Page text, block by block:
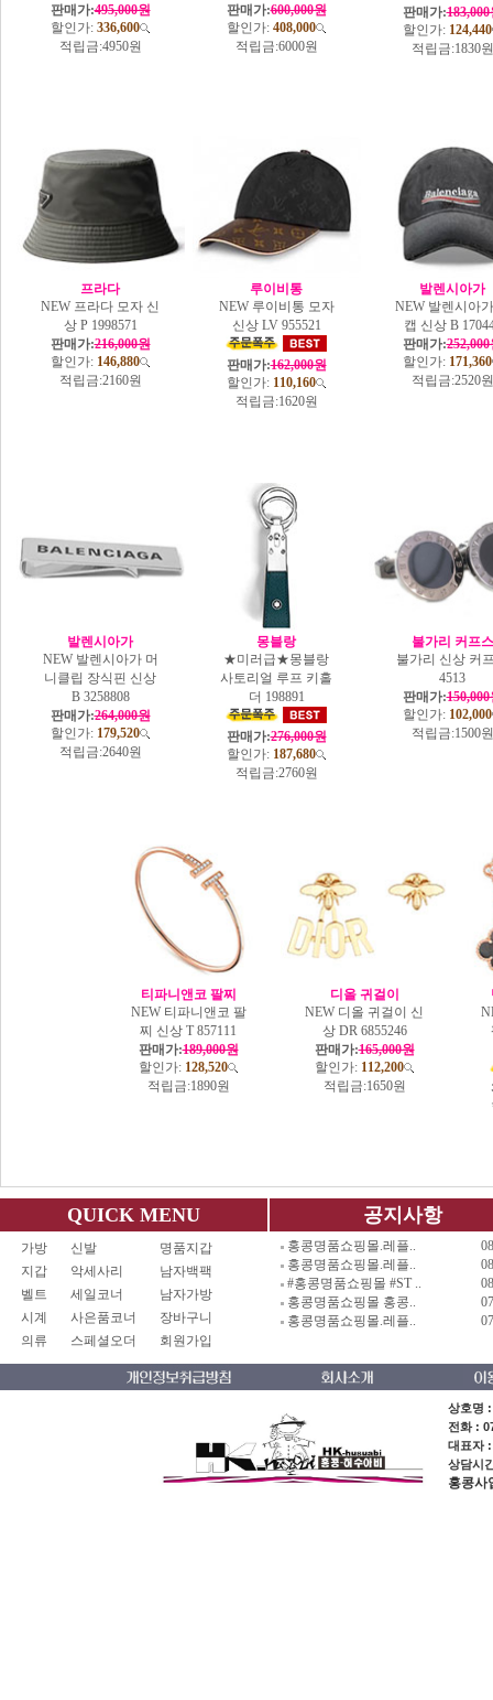
판매가:495,000원
할인가: 336,600
적립금:4950원
판매가:600,000원
할인가: 408,000
적립금:6000원
판매가:183,000
할인가: 124,440
적립금:1830원
프라다
NEW 프라다 모자 신
상 P 1998571
판매가:216,000원
할인가: 146,880
적립금:2160원
루이비통
NEW 루이비통 모자
신상 LV 955521
판매가:162,000원
할인가: 110,160
적립금:1620원
발렌시아가
NEW 발렌시아
캡 신상 B
판매가:252,000
할인가: 171,360
적립금:2520원
발렌시아가
NEW 발렌시아가 머
니클립 장식핀 신상
B 3258808
판매가:264,000원
할인가: 179,520
적립금:2640원
몽블랑
★미러급★몽블랑
사토리얼 루프 키홀
더 198891
판매가:276,000원
할인가: 187,680
적립금:2760원
불가리 커프스
불가리 신상 커
4513
판매가:150,000
할인가: 102,000
적립금:1500원
티파니앤코 팔찌
NEW 티파니앤코 팔
찌 신상 T 857111
판매가:189,000원
할인가: 128,520
적립금:1890원
디올 귀걸이
NEW 디올 귀걸이 신
상 DR 6855246
판매가:165,000원
할인가: 112,200
적립금:1650원
QUICK MENU
가방 신발
명품지갑
지갑
악세사리
남자백팩
벨트
세일코너
남자가방
시계
사은품코너
장바구니
의류
스페셜오더 회원가입
공지사항
홍콩명품쇼핑몰.레플..
홍콩명품쇼핑몰.레플..
#홍콩명품쇼핑몰 #ST ..
홍콩명품쇼핑몰 홍콩..
홍콩명품쇼핑몰.레플..
상호명
전화 :
대표자
상담시
홍콩사